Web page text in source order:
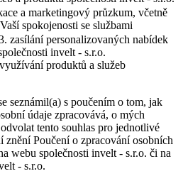
a marketingový průzkum, včetně
spokojenosti se službami
zasílání personalizovaných nabídek
invelt - s.r.o.
produktů a služeb
seznámil(a) s poučením o tom, jak
údaje zpracovává, o mých
tento souhlas pro jednotlivé
Poučení o zpracování osobních
webu společnosti invelt - s.r.o. či na
- s.r.o.